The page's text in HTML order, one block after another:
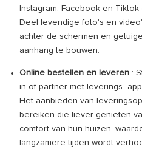
Instagram, Facebook en
Deel levendige foto's en
achter de schermen en
aanhang te bouwen.
Online bestellen en leveren :
in of partner met leverings -
Het aanbieden van
bereiken die liever genieten
comfort van hun huizen,
langzamere tijden wordt